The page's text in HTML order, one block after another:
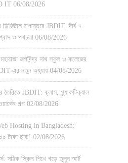
IT 06/08/2026
ডিজিটাল রূপান্তরে JBDIT: দীর্ঘ ৭
ও পথচলা 06/08/2026
জগদিন্দ্র নাথ স্কুল ও কলেজের
এর নতুন অধ্যায় 04/08/2026
তৈরিতে JBDIT: ক্লাস, প্র্যাকটিক্যাল
গল্প 02/08/2026
Hosting in Bangladesh:
টাকা ছাড়! 02/08/2026
সঠিক স্কিল শিখে গড়ে তুলুন স্মার্ট